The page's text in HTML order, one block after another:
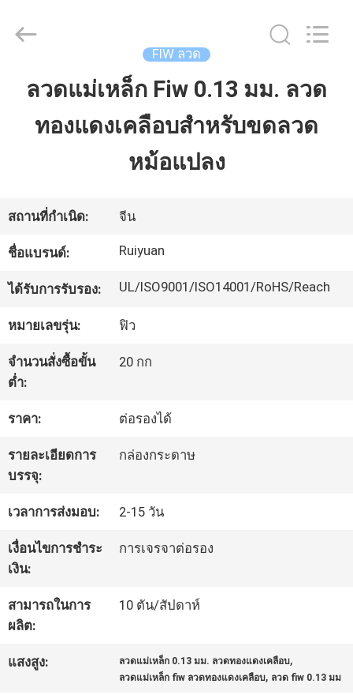
บ้าน
วิดีโอ
คุณภาพ
ติดต่อ
เรา
Electric
Material
Reserved.
FIW ลวด
ลวดแม่เหล็ก Fiw 0.13 มม. ลวด
ทองแดงเคลือบสำหรับขดลวด
หม้อแปลง
สถานที่กำเนิด: จีน
ชื่อแบรนด์: Ruiyuan
ได้รับการรับรอง: UL/ISO9001/ISO14001/RoHS/Reach
หมายเลขรุ่น: ฟิว
จำนวนสั่งซื้อขั้น
ต่ำ:
20 กก
ราคา: ต่อรองได้
รายละเอียดการ
บรรจุ:
กล่องกระดาษ
เวลาการส่งมอบ: 2-15 วัน
เงื่อนไขการชำระ
เงิน:
การเจรจาต่อรอง
สามารถในการ
ผลิต:
10 ตัน/สัปดาห์
แสงสูง: ลวดแม่เหล็ก 0.13 มม. ลวดทองแดงเคลือบ,
ลวดแม่เหล็ก fiw ลวดทองแดงเคลือบ, ลวด fiw 0.13 มม